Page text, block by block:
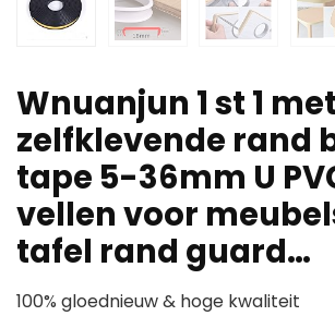
Wnuanjun 1 st 1
zelfklevende rand
tape 5-36mm U
vellen voor
tafel rand guard…
100% gloednieuw & hoge kwaliteit